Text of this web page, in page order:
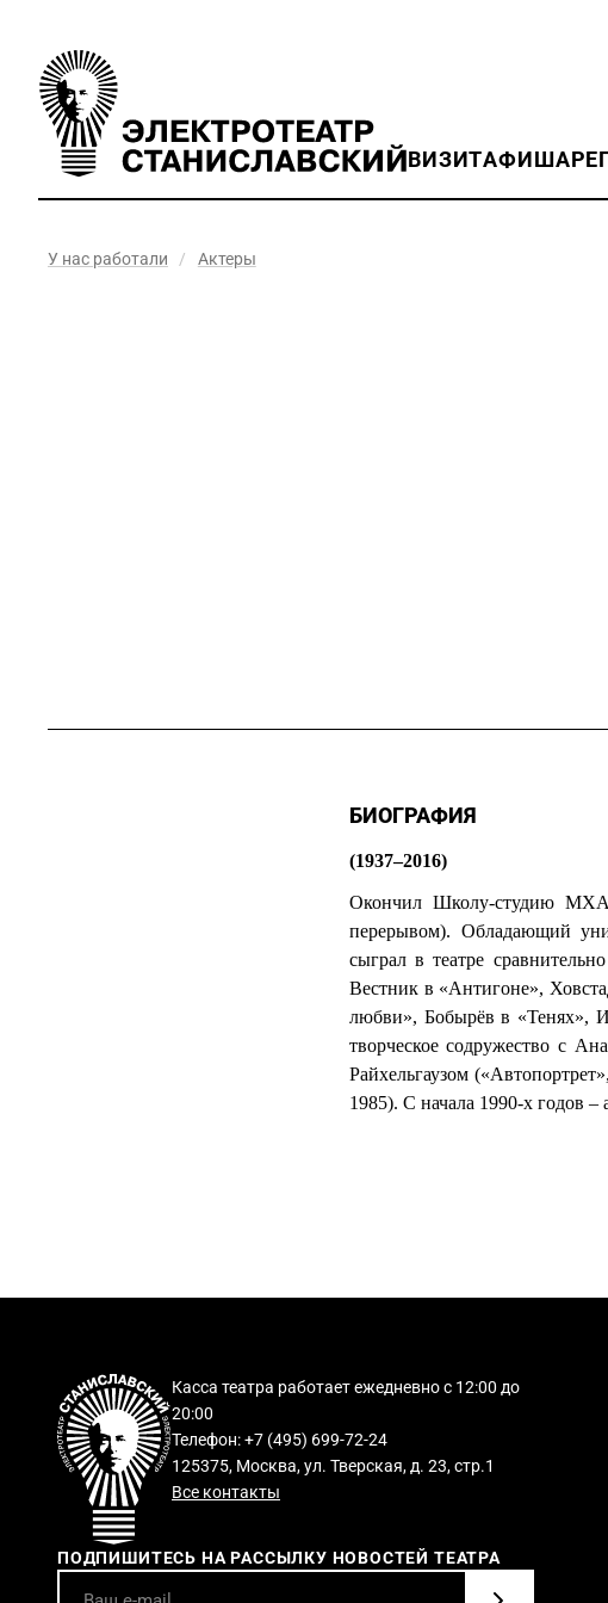
ВИЗИТАФИША
У нас работали / Актеры
БИОГРАФИЯ
(1937–2016)
Окончил Школу-студию
перерывом). Обладающий
сыграл в театре
Вестник в «Антигоне»,
любви», Бобырёв в «Тенях»,
творческое содружество с
Райхельгаузом
1985). С начала 1990-х годов
Касса театра работает ежедневно с 12:00 до
20:00
Телефон: +7 (495) 699-72-24
125375, Москва, ул. Тверская, д. 23, стр.1
Все контакты
ПОДПИШИТЕСЬ НА РАССЫЛКУ НОВОСТЕЙ ТЕАТРА